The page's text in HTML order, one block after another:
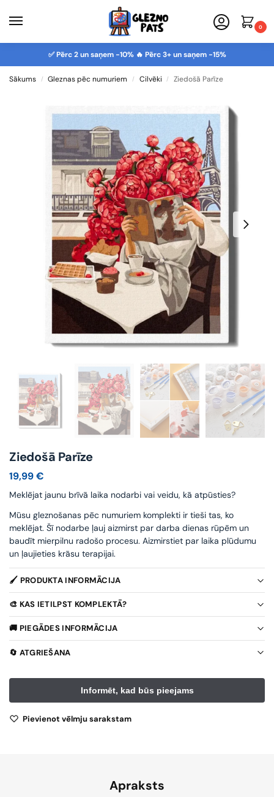
0
✅ Pērc 2 un saņem -10% 🔥 Pērc 3+ un saņem -15%
Sākums / Gleznas pēc numuriem / Cilvēki / Ziedošā Parīze
Ziedošā Parīze
19,99€
Meklējat jaunu brīvā laika nodarbi vai veidu, kā atpūsties?
Mūsu gleznošanas pēc numuriem komplekti ir tieši tas, ko
meklējat. Šī nodarbe ļauj aizmirst par darba dienas rūpēm un
baudīt mierpilnu radošo procesu. Aizmirstiet par laika plūdumu
un ļaujieties krāsu terapijai.
🖌️ PRODUKTA INFORMĀCIJA
🎨 KAS IETILPST KOMPLEKTĀ?
🚚 PIEGĀDES INFORMĀCIJA
🔄 ATGRIEŠANA
Pievienot vēlmju sarakstam
Apraksts